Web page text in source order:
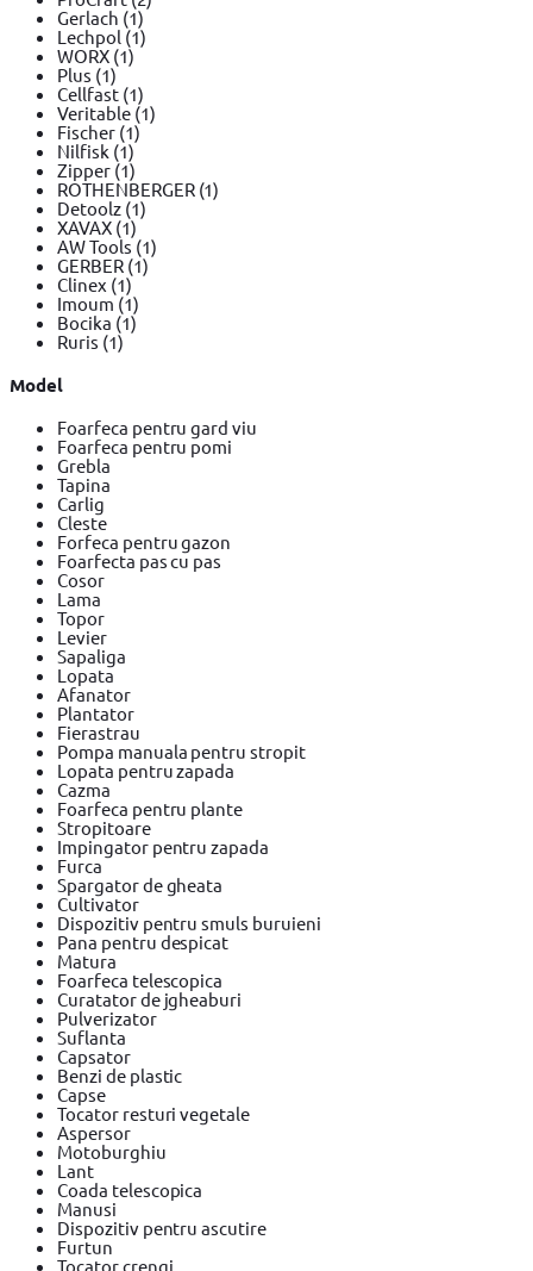
Gerlach (1)
Lechpol (1)
WORX (1)
Plus (1)
Cellfast (1)
Veritable (1)
Fischer (1)
Nilfisk (1)
Zipper (1)
ROTHENBERGER (1)
Detoolz (1)
XAVAX (1)
AW Tools(1)
GERBER (1)
Clinex (1)
Imoum(1)
Bocika (1)
Ruris (1)
Model
Foarfeca pentru gard viu
Foarfeca pentru pomi
Grebla
Tapina
Carlig
Cleste
Forfeca pentru gazon
Foarfecta pas cu pas
Cosor
Lama
Topor
Levier
Sapaliga
Lopata
Afanator
Plantator
Fierastrau
Pompa manuala pentru stropit
Lopata pentru zapada
Cazma
Foarfeca pentru plante
Stropitoare
Impingator pentru zapada
Furca
Spargator de gheata
Cultivator
Dispozitiv pentru smuls buruieni
Pana pentru despicat
Matura
Foarfeca telescopica
Curatator de jgheaburi
Pulverizator
Suflanta
Capsator
Benzi de plastic
Capse
Tocator resturi vegetale
Aspersor
Motoburghiu
Lant
Coada telescopica
Manusi
Dispozitiv pentru ascutire
Furtun
Tocator crengi